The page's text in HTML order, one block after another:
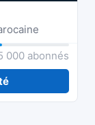
000 abonnés